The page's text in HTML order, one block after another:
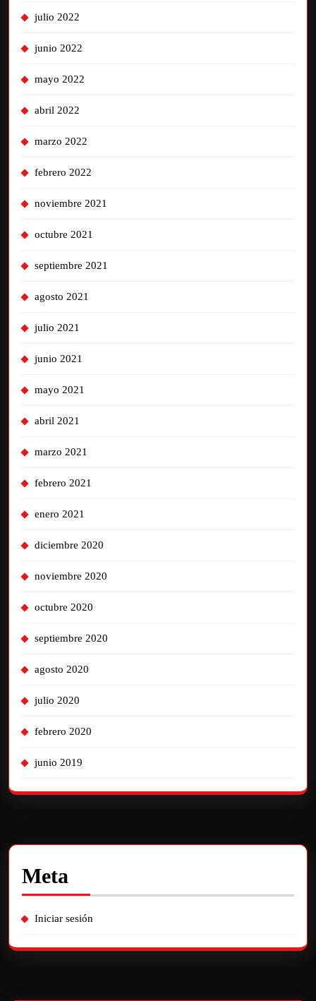
julio 2022
junio 2022
mayo 2022
abril 2022
marzo 2022
febrero 2022
noviembre 2021
octubre 2021
septiembre 2021
agosto 2021
julio 2021
junio 2021
mayo 2021
abril 2021
marzo 2021
febrero 2021
enero 2021
diciembre 2020
noviembre 2020
octubre 2020
septiembre 2020
agosto 2020
julio 2020
febrero 2020
junio 2019
Meta
Iniciar sesión